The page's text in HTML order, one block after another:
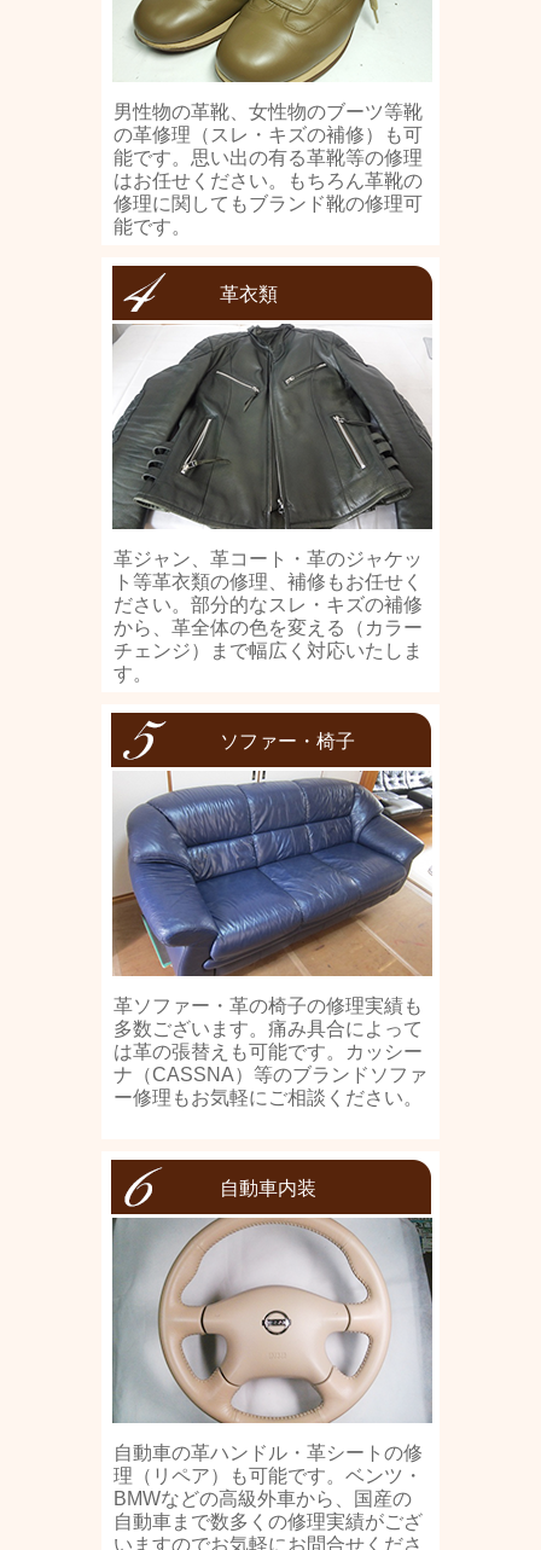
男性物の革靴、女性物のブーツ等靴
の革修理（スレ・キズの補修）も可
能です。思い出の有る革靴等の修理
はお任せください。もちろん革靴の
修理に関してもブランド靴の修理可
能です。
革衣類
革ジャン、革コート・革のジャケッ
ト等革衣類の修理、補修もお任せく
ださい。部分的なスレ・キズの補修
から、革全体の色を変える（カラー
チェンジ）まで幅広く対応いたしま
す。
ソファー・椅子
革ソファー・革の椅子の修理実績も
多数ございます。痛み具合によって
は革の張替えも可能です。カッシー
ナ（CASSNA）等のブランドソファ
ー修理もお気軽にご相談ください。
自動車内装
自動車の革ハンドル・革シートの修
理（リペア）も可能です。ベンツ・
BMWなどの高級外車から、国産の
自動車まで数多くの修理実績がござ
いますのでお気軽にお問合せくださ